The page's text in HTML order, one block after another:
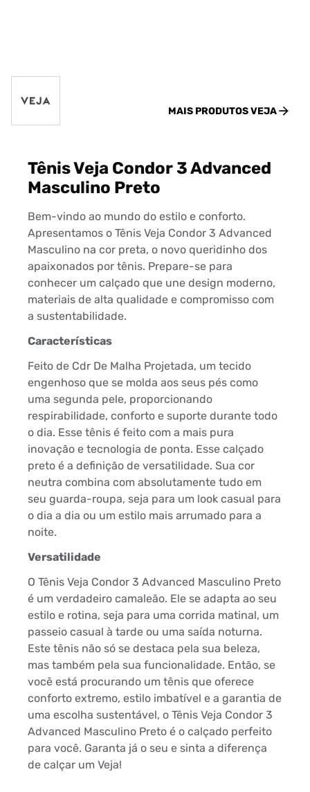
MAIS PRODUTOSVEJA
Tênis Veja Condor 3 Advanced
Masculino Preto
Bem-vindo ao mundo do estilo e conforto.
Apresentamos o Tênis Veja Condor 3 Advanced
Masculino na cor preta, o novo queridinho dos
apaixonados por tênis. Prepare-se para
conhecer um calçado que une design moderno,
materiais de alta qualidade e compromisso com
a sustentabilidade.
Características
Feito de Cdr De Malha Projetada, um tecido
engenhoso que se molda aos seus pés como
uma segunda pele, proporcionando
respirabilidade, conforto e suporte durante todo
o dia. Esse tênis é feito com a mais pura
inovação e tecnologia de ponta. Esse calçado
preto é a definição de versatilidade. Sua cor
neutra combina com absolutamente tudo em
seu guarda-roupa, seja para um look casual para
o dia a dia ou um estilo mais arrumado para a
noite.
Versatilidade
O Tênis Veja Condor 3 Advanced Masculino Preto
é um verdadeiro camaleão. Ele se adapta ao seu
estilo e rotina, seja para uma corrida matinal, um
passeio casual à tarde ou uma saída noturna.
Este tênis não só se destaca pela sua beleza,
mas também pela sua funcionalidade. Então, se
você está procurando um tênis que oferece
conforto extremo, estilo imbatível e a garantia de
uma escolha sustentável, o Tênis Veja Condor 3
Advanced Masculino Preto é o calçado perfeito
para você. Garanta já o seu e sinta a diferença
de calçar um Veja!